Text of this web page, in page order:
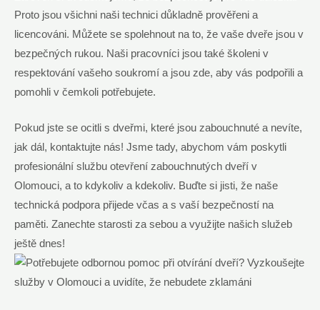
Proto jsou všichni naši technici důkladně prověřeni a
licencováni. Můžete se spolehnout na to, že vaše dveře jsou v
bezpečných rukou. Naši pracovníci jsou také školeni v
respektování vašeho soukromí a jsou zde, aby vás podpořili a
pomohli v čemkoli potřebujete.
Pokud jste se ocitli s dveřmi, které jsou zabouchnuté a nevíte,
jak dál, kontaktujte nás! Jsme tady, abychom vám poskytli
profesionální službu otevření zabouchnutých dveří v
Olomouci, a to kdykoliv a kdekoliv. Buďte si jisti, že naše
technická podpora přijede včas a s vaší bezpečností na
paměti. Zanechte starosti za sebou a využijte našich služeb
ještě dnes!